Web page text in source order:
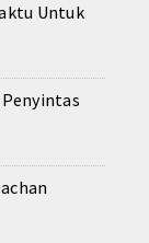
Untuk